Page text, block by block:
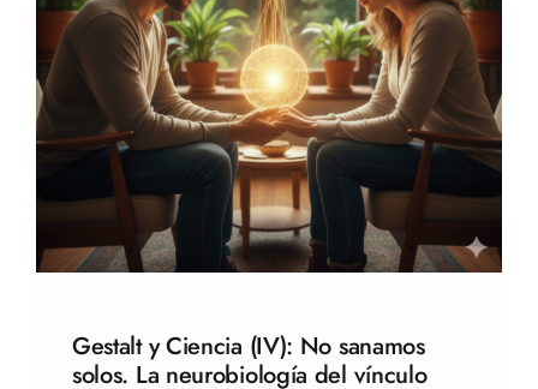
Gestalt y Ciencia (IV): No sanamos
solos. La neurobiología del vínculo